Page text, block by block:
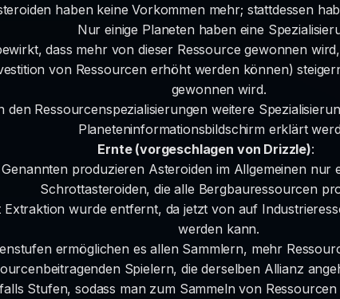
haben keine Vorkommen mehr; stattdessen
Nur einige Planeten haben eine
dass mehr von dieser Ressource gewonnen
von Ressourcen erhöht werden können)
gewonnen wird.
den Ressourcenspezialisierungen weitere
Planeteninformationsbildschirm erklärt
Ernte (vorgeschlagen von Drizzle):
produzieren Asteroiden im Allgemeinen
Schrottasteroiden, die alle Bergbauressourcen
Extraktion wurde entfernt, da jetzt von auf
werden kann.
ermöglichen es allen Sammlern, mehr
Spielern, die derselben Allianz
Stufen, sodass man zum Sammeln von